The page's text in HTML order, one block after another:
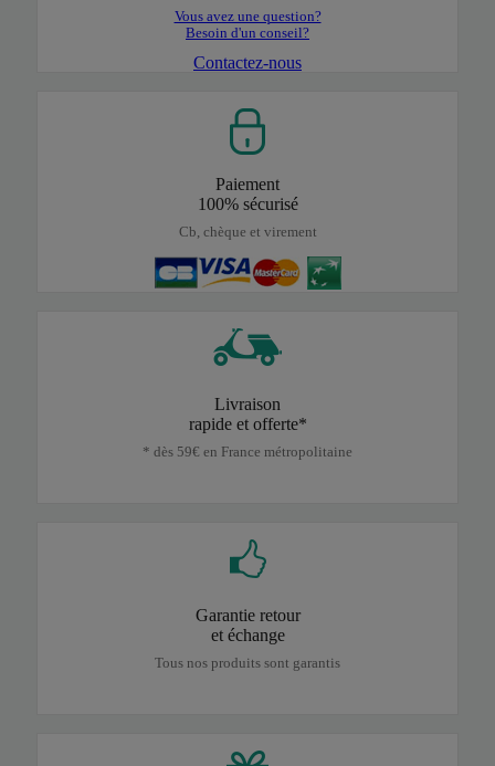
Vous avez une question?
Besoin d'un conseil?
Contactez-nous
Paiement
100% sécurisé
Cb, chèque et virement
Livraison
rapide et offerte*
* dès 59€ en France métropolitaine
Garantie retour
et échange
Tous nos produits sont garantis